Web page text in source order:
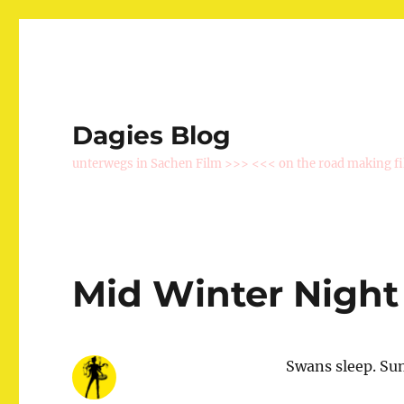
Dagies Blog
unterwegs in Sachen Film >>> <<< on the road making
Mid Winter Night
Swans sleep.